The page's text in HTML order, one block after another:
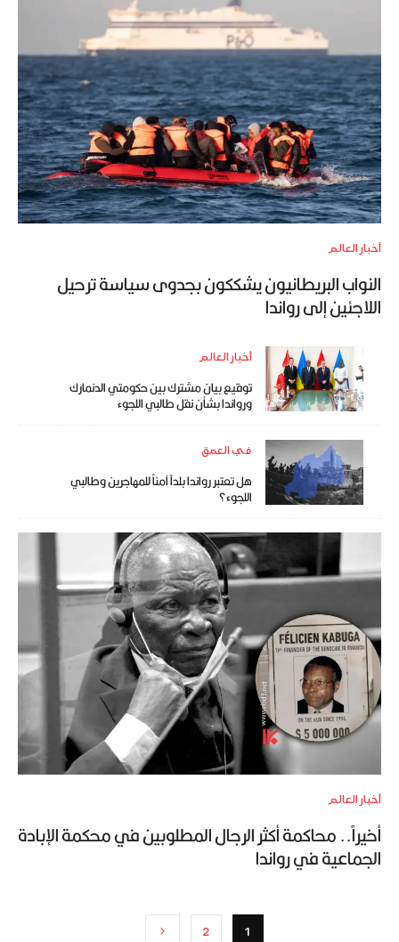
أخبار العالم
النواب البريطانيون يشككون بجدوى سياسة ترحيل
اللاجئين إلى رواندا
أخبار العالم
توقيع بيان مشترك بين حكومتي الدنمارك
ورواندا بشأن نقل طالبي اللجوء
في العمق
هل تعتبر رواندا بلداً آمناً للمهاجرين وطالبي
اللجوء؟
أخبار العالم
أخيراً.. محاكمة أكثر الرجال المطلوبين في محكمة الإبادة
الجماعية في رواندا
1
2